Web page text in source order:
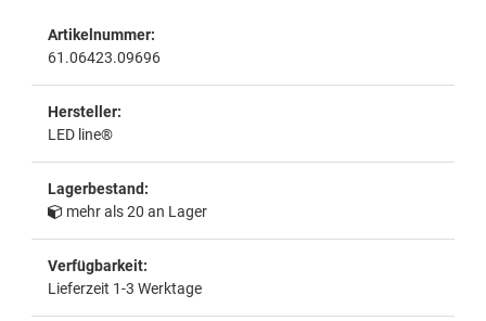
Artikelnummer:
61.06423.09696
Hersteller:
LED line®
Lagerbestand:
mehr als 20 an Lager
Verfügbarkeit:
Lieferzeit 1-3 Werktage